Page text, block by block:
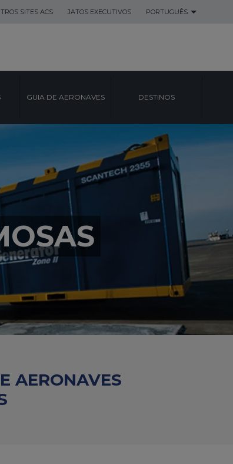
SITES ACS JATOS EXECUTIVOS PORTUGUÊS
GUIA DE AERONAVES DESTINOS
AERONAVES